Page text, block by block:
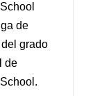
de
grado
de